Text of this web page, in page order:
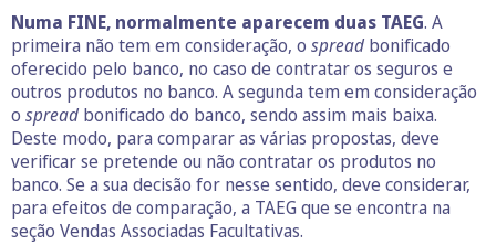
Numa FINE, normalmente aparecem duas TAEG. A
primeira não tem em consideração, o spread bonificado
oferecido pelo banco, no caso de contratar os seguros e
outros produtos no banco. A segunda tem em consideração
o spread bonificado do banco, sendo assim mais baixa.
Deste modo, para comparar as várias propostas, deve
verificar se pretende ou não contratar os produtos no
banco. Se a sua decisão for nesse sentido, deve considerar,
para efeitos de comparação, a TAEG que se encontra na
seção Vendas Associadas Facultativas.